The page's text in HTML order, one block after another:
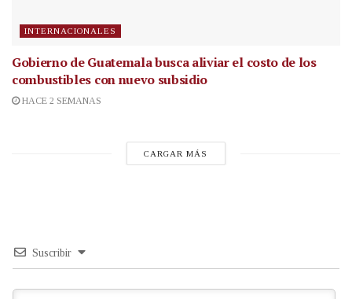
INTERNACIONALES
Gobierno de Guatemala busca aliviar el costo de los
combustibles con nuevo subsidio
HACE 2 SEMANAS
CARGAR MÁS
Suscribir